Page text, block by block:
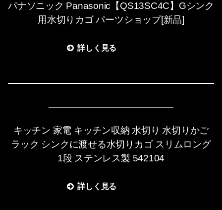
パナソニック Panasonic【QS13SC4C】Gシンク
用水切りカゴ パーツショップ[新品]
詳しく見る
キッチン 家電 キッチン収納 水切り 水切りかご
ラック シンクに渡せる水切りカゴ スリムロング
1段 ステンレス製 542104
詳しく見る